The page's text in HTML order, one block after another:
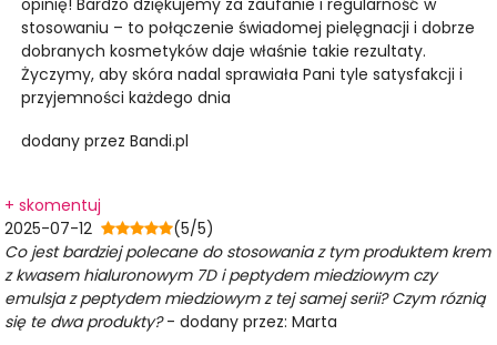
opinię! Bardzo dziękujemy za zaufanie i regularność w
stosowaniu – to połączenie świadomej pielęgnacji i dobrze
dobranych kosmetyków daje właśnie takie rezultaty.
Życzymy, aby skóra nadal sprawiała Pani tyle satysfakcji i
przyjemności każdego dnia
dodany przez Bandi.pl
+ skomentuj
2025-07-12
(5/5)
Co jest bardziej polecane do stosowania z tym produktem krem
z kwasem hialuronowym 7D i peptydem miedziowym czy
emulsja z peptydem miedziowym z tej samej serii? Czym róznią
się te dwa produkty?- dodany przez: Marta